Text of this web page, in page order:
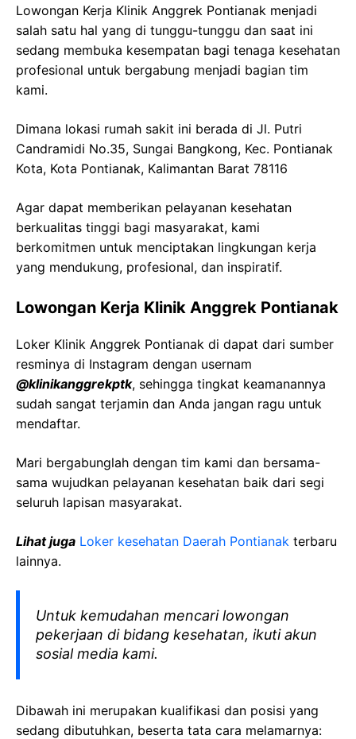
Lowongan Kerja Klinik Anggrek Pontianak menjadi
salah satu hal yang di tunggu-tunggu dan saat ini
sedang membuka kesempatan bagi tenaga kesehatan
profesional untuk bergabung menjadi bagian tim
kami.
Dimana lokasi rumah sakit ini berada di Jl. Putri
Candramidi No.35, Sungai Bangkong, Kec. Pontianak
Kota, Kota Pontianak, Kalimantan Barat 78116
Agar dapat memberikan pelayanan kesehatan
berkualitas tinggi bagi masyarakat, kami
berkomitmen untuk menciptakan lingkungan kerja
yang mendukung, profesional, dan inspiratif.
Lowongan Kerja Klinik Anggrek Pontianak
Loker Klinik Anggrek Pontianak di dapat dari sumber
resminya di Instagram dengan usernam
@klinikanggrekptk, sehingga tingkat keamanannya
sudah sangat terjamin dan Anda jangan ragu untuk
mendaftar.
Mari bergabunglah dengan tim kami dan bersama-
sama wujudkan pelayanan kesehatan baik dari segi
seluruh lapisan masyarakat.
Lihat juga Loker kesehatan Daerah Pontianak terbaru
lainnya.
Untuk kemudahan mencari lowongan
pekerjaan di bidang kesehatan, ikuti akun
sosial media kami.
Dibawah ini merupakan kualifikasi dan posisi yang
sedang dibutuhkan, beserta tata cara melamarnya: